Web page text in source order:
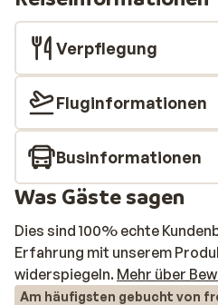
Verpflegung
Fluginformationen
Businformationen
Was Gäste sagen
Dies sind 100% echte
Erfahrung mit unserem
widerspiegeln. Mehr über
Am häufigsten gebucht von